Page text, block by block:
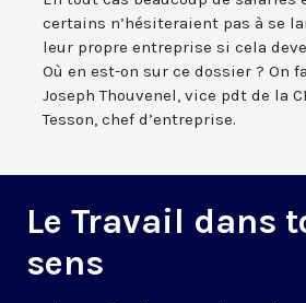
certains n’hésiteraient pas à se
leur propre entreprise si cela
Où en est-on sur ce dossier ? On
Joseph Thouvenel, vice pdt de la
Tesson, chef d’entreprise.
Le Travail dans
sens